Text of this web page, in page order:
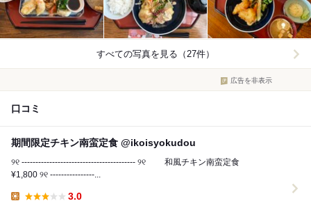
すべての写真を見る（27件）
広告を非表示
口コミ
期間限定チキン南蛮定食 @ikoisyokudou
୨୧ ----------------------------------------- ୨୧ 和風チキン南蛮定食
¥1,800 ୨୧ ----------------...
3.0